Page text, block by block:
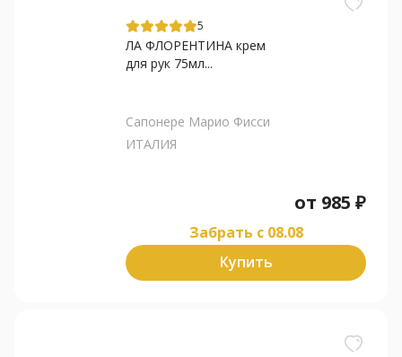
5
ЛА ФЛОРЕНТИНА крем
для рук 75мл...
Сапонере Марио Фисси
ИТАЛИЯ
от 985 ₽
Забрать c 08.08
Купить